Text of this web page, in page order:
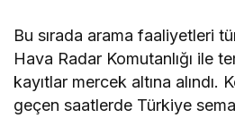
Bu sırada arama faaliyetleri
Hava Radar Komutanlığı ile
kayıtlar mercek altına alındı.
geçen saatlerde Türkiye